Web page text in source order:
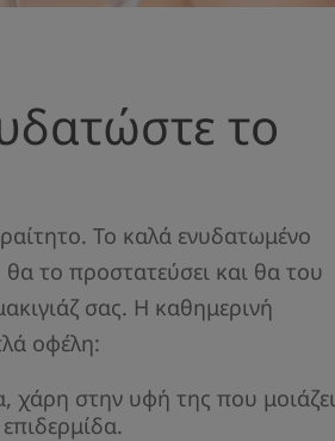
το
Το καλά ενυδατωμένο
το προστατεύσει και θα του
σας. Η καθημερινή
οφέλη:
χάρη στην υφή της που μοιάζει